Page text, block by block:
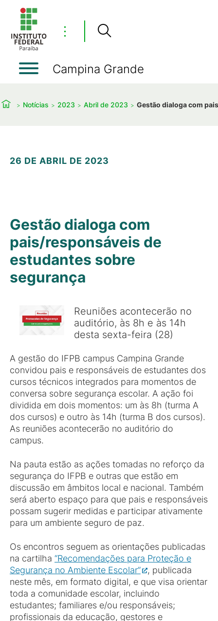
⋮
Campina Grande
Notícias 2023 Abril de 2023 Gestão dialoga com
26 DE ABRIL DE 2023
Gestão dialoga com
pais/responsáveis de
estudantes sobre
segurança
Reuniões acontecerão no
auditório, às 8h e às 14h
desta sexta-feira (28)
A gestão do IFPB campus Campina Grande
convidou pais e responsáveis de estudantes dos
cursos técnicos integrados para momentos de
conversa sobre segurança escolar. A ação foi
dividida em dois momentos: um às 8h (turma A
dos cursos) e outro às 14h (turma B dos cursos).
As reuniões acontecerão no auditório do
campus.
Na pauta estão as ações tomadas no reforço da
segurança do IFPB e outras que estão em
discussão em âmbitos local e nacional. Também
será aberto espaço para que pais e responsáveis
possam sugerir medidas e participar ativamente
para um ambiente seguro de paz.
Os encontros seguem as orientações publicadas
na cartilha “Recomendações para Proteção e
Segurança no Ambiente Escolar”
, publicada
neste mês, em formato digital, e que visa orientar
toda a comunidade escolar, incluindo
estudantes; familiares e/ou responsáveis;
profissionais da educação, gestores e